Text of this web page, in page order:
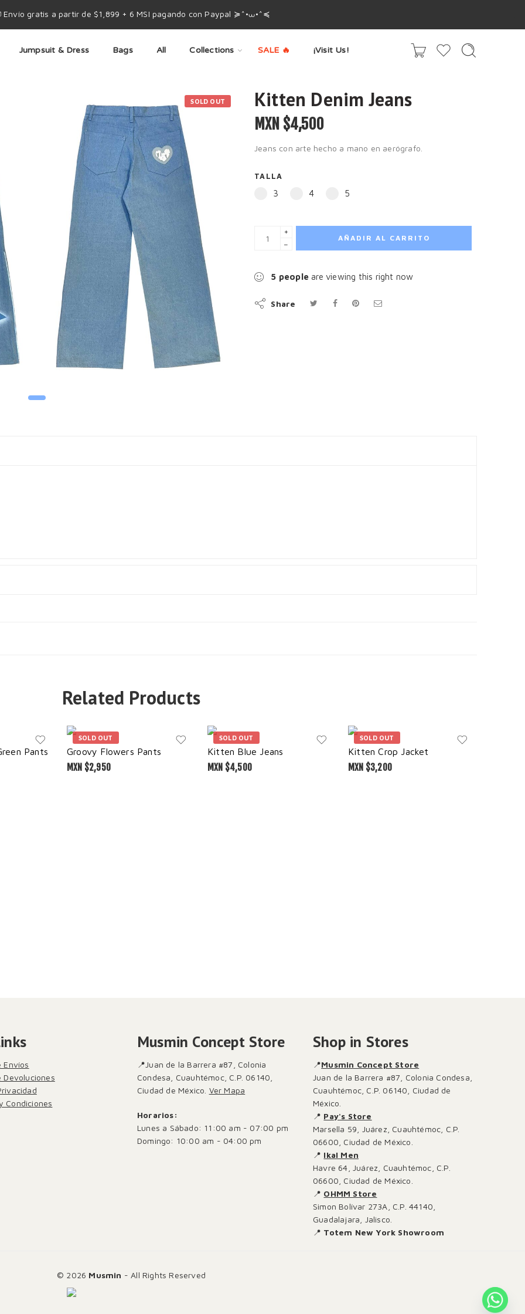
Envío gratis a partir de $1,899 + 6 MSI pagando con Paypal ≽^•⩊•^≼
Jumpsuit & Dress Bags All Collections SALE 🔥 ¡Visit Us!
SOLD OUT Kitten Denim Jeans
MXN $4,500
Jeans con arte hecho a mano en aerógrafo.
TALLA
3 4 5
+
−
AÑADIR AL CARRITO
8 people are viewing this right now
Share
Related Products
Pants
SOLD OUT
Groovy Flowers Pants
MXN $2,950
SOLD OUT
Kitten Blue Jeans
MXN $4,500
SOLD OUT
Kitten Crop Jacket
MXN $3,200
Envíos
Devoluciones
Condiciones
Musmin Concept Store
📍Juan de la Barrera #87, Colonia
Condesa, Cuauhtémoc, C.P. 06140,
Ciudad de México. Ver Mapa
Horarios:
Lunes a Sábado: 11:00 am - 07:00 pm
Domingo: 10:00 am - 04:00 pm
Shop in Stores
📍Musmin Concept Store
Juan de la Barrera #87, Colonia Condesa,
Cuauhtémoc, C.P. 06140, Ciudad de
México.
📍 Pay's Store
Marsella 59, Juárez, Cuauhtémoc, C.P.
06600, Ciudad de México.
📍 Ikal Men
Havre 64, Juárez, Cuauhtémoc, C.P.
06600, Ciudad de México.
📍 OHMM Store
Simon Bolívar 273A, C.P. 44140,
Guadalajara, Jalisco.
📍 Totem New York Showroom
© 2026 Musmin - All Rights Reserved